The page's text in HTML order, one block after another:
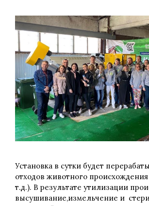
Установка в сутки будет
отходов животного
т.д.). В результате утилизации
высушивание,измельчение и